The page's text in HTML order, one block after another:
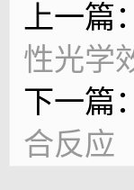
上一篇：
性光学
下一篇：
合反应